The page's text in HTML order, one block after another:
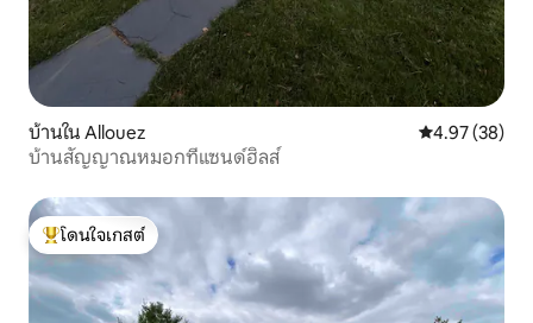
บ้านใน Allouez คะแนนเฉลี่ย
4.97 (38)
บ้านสัญญาณหมอกที่แซนด์ฮิลส์
โดนใจเกสต์ที่สุด
โดนใจเกสต์